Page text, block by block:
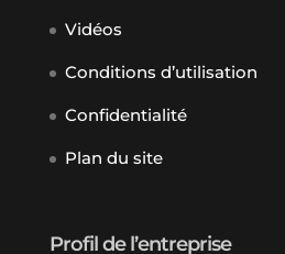
Vidéos
Conditions d’utilisation
Confidentialité
Plan du site
Profil de l’entreprise